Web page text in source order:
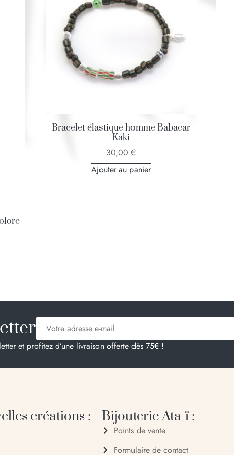
Bracelet élastique homme Babacar
Kaki
30,00 €
Ajouter au panier
et profitez d’une livraison offerte dès 75€ !
créations : Bijouterie Ata-ï :
Points de vente
Formulaire de contact